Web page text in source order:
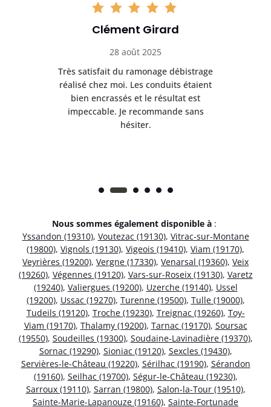
Clément Girard
28 août 2025
Très satisfait du ramonage débistrage
réalisé chez moi. Les conduits étaient
bien encrassés et le résultat est
impeccable. Je recommande sans
hésiter.
Nous sommes également disponible à :
Yssandon (19310), Voutezac (19130), Vitrac-sur-Montane
(19800), Vignols (19130), Vigeois (19410), Viam (19170),
Veyrières (19200), Vergne (17330), Venarsal (19360), Veix
(19260), Végennes (19120), Vars-sur-Roseix (19130), Varetz
(19240), Valiergues (19200), Uzerche (19140), Ussel
(19200), Ussac (19270), Turenne (19500), Tulle (19000),
Tudeils (19120), Troche (19230), Treignac (19260), Toy-
Viam (19170), Thalamy (19200), Tarnac (19170), Soursac
(19550), Soudeilles (19300), Soudaine-Lavinadière (19370),
Sornac (19290), Sioniac (19120), Sexcles (19430),
Servières-le-Château (19220), Sérilhac (19190), Sérandon
(19160), Seilhac (19700), Ségur-le-Château (19230),
Sarroux (19110), Sarran (19800), Salon-la-Tour (19510),
Sainte-Marie-Lapanouze (19160), Sainte-Fortunade